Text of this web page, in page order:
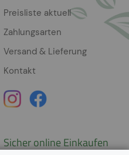
Preisliste aktuell
Zahlungsarten
Versand & Lieferung
Kontakt
Sicher online Einkaufen